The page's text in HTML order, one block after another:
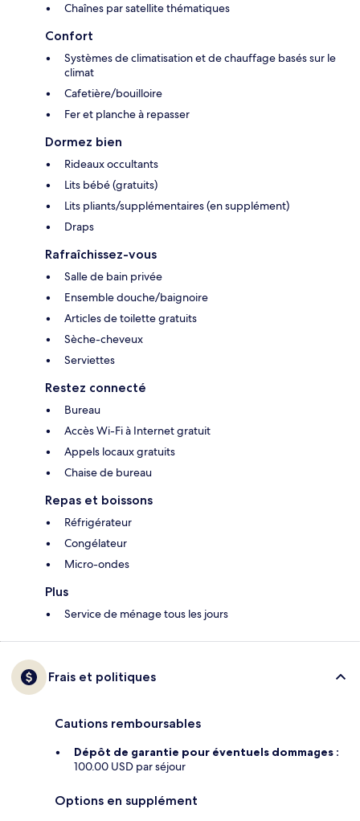
Chaînes par satellite thématiques
Confort
Systèmes de climatisation et de chauffage basés sur le
climat
Cafetière/bouilloire
Fer et planche à repasser
Dormez bien
Rideaux occultants
Lits bébé (gratuits)
Lits pliants/supplémentaires (en supplément)
Draps
Rafraîchissez-vous
Salle de bain privée
Ensemble douche/baignoire
Articles de toilette gratuits
Sèche-cheveux
Serviettes
Restez connecté
Bureau
Accès Wi-Fi à Internet gratuit
Appels locaux gratuits
Chaise de bureau
Repas et boissons
Réfrigérateur
Congélateur
Micro-ondes
Plus
Service de ménage tous les jours
Frais et politiques
Cautions remboursables
Dépôt de garantie pour éventuels dommages :
100.00 USD par séjour
Options en supplément